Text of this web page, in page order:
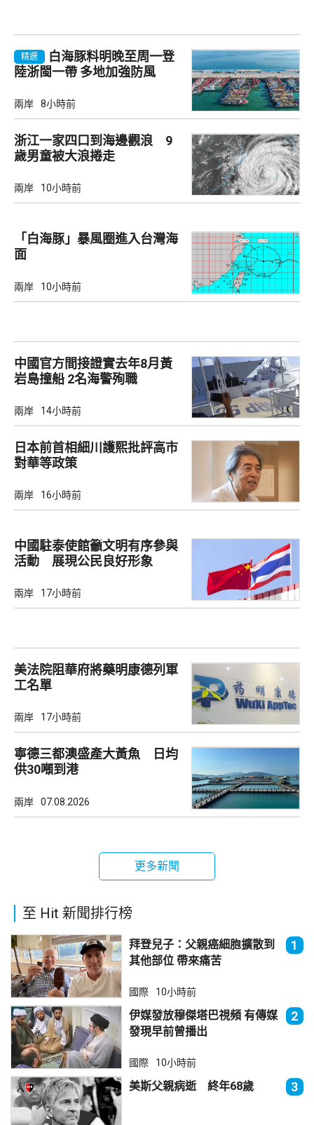
精選
白海豚料明晚至周一登
陸浙閩一帶 多地加強防風
兩岸 8小時前
浙江一家四口到海邊觀浪 9
歲男童被大浪捲走
兩岸 10小時前
「白海豚」暴風圈進入台灣海
面
兩岸 10小時前
中國官方間接證實去年8月黃
岩島撞船 2名海警殉職
兩岸 14小時前
日本前首相細川護熙批評高市
對華等政策
兩岸 16小時前
中國駐泰使館籲文明有序參與
活動 展現公民良好形象
兩岸 17小時前
美法院阻華府將藥明康德列軍
工名單
兩岸 17小時前
寧德三都澳盛產大黃魚 日均
供30噸到港
兩岸 07.08.2026
更多新聞
至 Hit 新聞排行榜
拜登兒子：父親癌細胞擴散到
其他部位 帶來痛苦
1
國際 10小時前
伊媒發放穆傑塔巴視頻 有傳媒
發現早前曾播出
2
國際 10小時前
美斯父親病逝 終年68歲 3